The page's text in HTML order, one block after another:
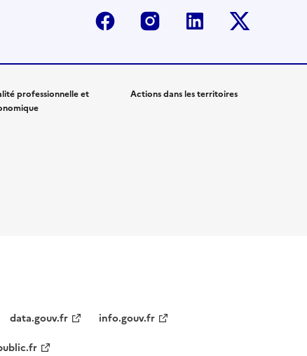
Facebook InstagramLinkedin
professionnelle et
Actions dans les territoires
data.gouv.fr
info.gouv.fr